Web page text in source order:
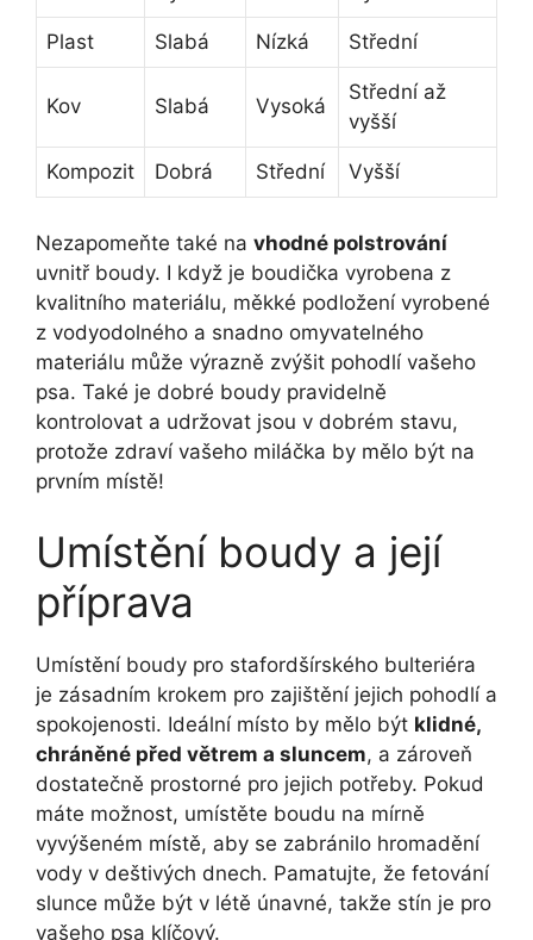
Plast Slabá Nízká Střední
Kov Slabá Vysoká
Střední až
vyšší
Kompozit Dobrá Střední Vyšší
Nezapomeňte také na vhodné polstrování
uvnitř boudy. I když je boudička vyrobena z
kvalitního materiálu, měkké podložení vyrobené
z vodyodolného a snadno omyvatelného
materiálu může výrazně zvýšit pohodlí vašeho
psa. Také je dobré boudy pravidelně
kontrolovat a udržovat jsou v dobrém stavu,
protože zdraví vašeho miláčka by mělo být na
prvním místě!
Umístění boudy a její
příprava
Umístění boudy pro stafordšírského bulteriéra
je zásadním krokem pro zajištění jejich pohodlí a
spokojenosti. Ideální místo by mělo být klidné,
chráněné před větrem a sluncem, a zároveň
dostatečně prostorné pro jejich potřeby. Pokud
máte možnost, umístěte boudu na mírně
vyvýšeném místě, aby se zabránilo hromadění
vody v deštivých dnech. Pamatujte, že fetování
slunce může být v létě únavné, takže stín je pro
vašeho psa klíčový.